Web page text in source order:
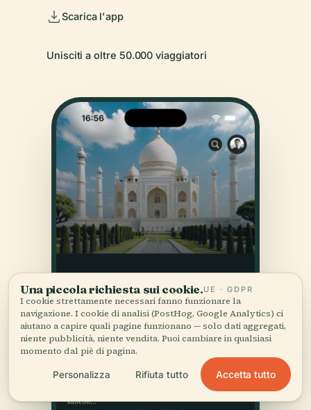
Scarica l'app
Unisciti a oltre 50.000 viaggiatori
Una piccola richiesta sui cookie.UE · GDPR
I cookie strettamente necessari fanno funzionare la
navigazione. I cookie di analisi (PostHog, Google Analytics) ci
aiutano a capire quali pagine funzionano — solo dati aggregati,
niente pubblicità, niente vendita. Puoi cambiare in qualsiasi
momento dal piè di pagina.
Personalizza Rifiuta tutto Accetta tutto